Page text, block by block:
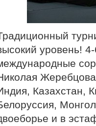
уровень!
Казахстан,
и в